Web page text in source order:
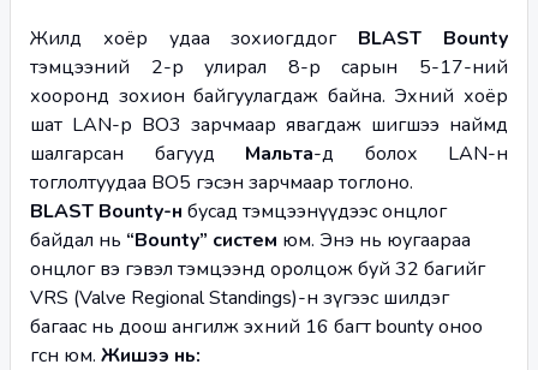
Жилд хоёр удаа зохиогддог
тэмцээний 2-р улирал 8-р сарын 5-17-ний
хооронд зохион байгуулагдаж байна. Эхний хоёр
шат LAN-р BO3 зарчмаар явагдаж шигшээ наймд
шалгарсан багууд Мальта-д болох LAN-н
тоглолтуудаа BO5 гэсэн зарчмаар тоглоно.
BLAST Bounty-н бусад тэмцээнүүдээс онцлог
байдал нь “Bounty” систем юм. Энэ нь юугаараа
онцлог вэ гэвэл тэмцээнд оролцож буй 32 багийг
VRS (Valve Regional Standings)-н зүгээс шилдэг
багаас нь доош ангилж эхний 16 багт bounty оноо
өгсөн юм. Жишээ нь: